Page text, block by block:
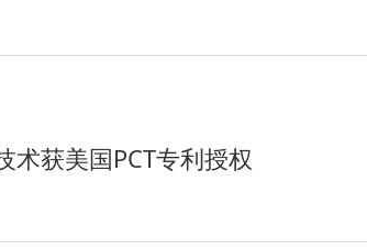
术获美国PCT专利授权